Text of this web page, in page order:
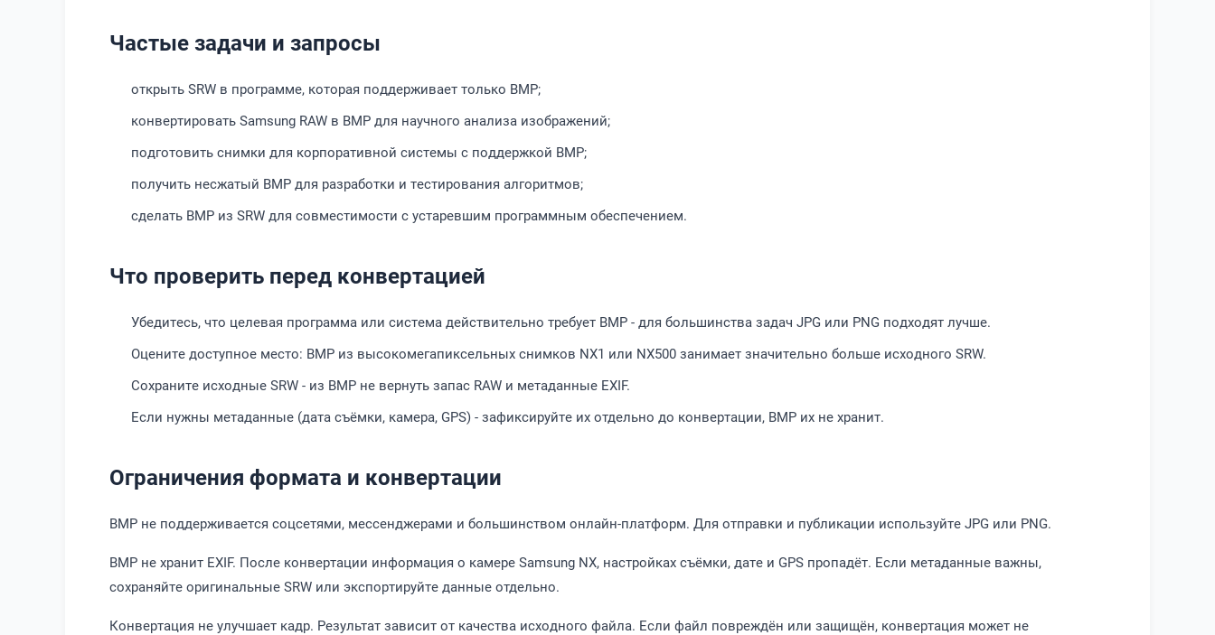
Частые задачи и запросы
открыть SRW в программе, которая поддерживает только BMP;
конвертировать Samsung RAW в BMP для научного анализа изображений;
подготовить снимки для корпоративной системы с поддержкой BMP;
получить несжатый BMP для разработки и тестирования алгоритмов;
сделать BMP из SRW для совместимости с устаревшим программным обеспечением.
Что проверить перед конвертацией
Убедитесь, что целевая программа или система действительно требует BMP - для большинства задач JPG или PNG подходят лучше.
Оцените доступное место: BMP из высокомегапиксельных снимков NX1 или NX500 занимает значительно больше исходного SRW.
Сохраните исходные SRW - из BMP не вернуть запас RAW и метаданные EXIF.
Если нужны метаданные (дата съёмки, камера, GPS) - зафиксируйте их отдельно до конвертации, BMP их не хранит.
Ограничения формата и конвертации
BMP не поддерживается соцсетями, мессенджерами и большинством онлайн-платформ. Для отправки и публикации используйте JPG или PNG.
BMP не хранит EXIF. После конвертации информация о камере Samsung NX, настройках съёмки, дате и GPS пропадёт. Если метаданные важны,
сохраняйте оригинальные SRW или экспортируйте данные отдельно.
Конвертация не улучшает кадр. Результат зависит от качества исходного файла. Если файл повреждён или защищён, конвертация может не